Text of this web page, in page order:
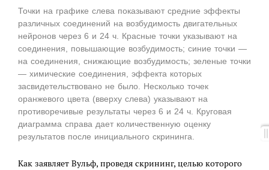
Точки на графике слева показывают средние эффекты
различных соединений на возбудимость двигательных
нейронов через 6 и 24 ч. Красные точки указывают на
соединения, повышающие возбудимость; синие точки —
на соединения, снижающие возбудимость; зеленые точки
— химические соединения, эффекта которых
засвидетельствовано не было. Несколько точек
оранжевого цвета (вверху слева) указывают на
противоречивые результаты через 6 и 24 ч. Круговая
диаграмма справа дает количественную оценку
результатов после инициального скрининга.
Как заявляет Вульф, проведя скрининг, целью которого